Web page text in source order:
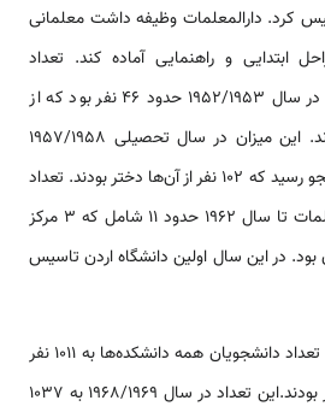
سال 1952-1953 تاسیس کرد. دارالمعلمات وظیفه داشت معلمانی
ابتدایی و راهنمایی آماده کند. تعداد
دانشجویان کلیه دانشکده‌ها در سال 1952/1953 حدود 46 نفر بود که از
این تعداد 17 نفر دختر بودند. این میزان در سال تحصیلی 1957/1958
افزایش یافت و به 297 دانشجو رسید که 102 نفر از آن‌ها دختر بودند. تعداد
مراکز تربیت معلم و دارالمعلمات تا سال 1962 حدود 11 شامل که 3 مرکز
بود. در این سال اولین دانشگاه اردن تاسیس
در سال تحصیلی 1962/1963 تعداد دانشجویان همه دانشکده‌ها به 1011 نفر
رسید که 141 نفر از آنان دختر بودند.این تعداد در سال 1968/1969 به 1037